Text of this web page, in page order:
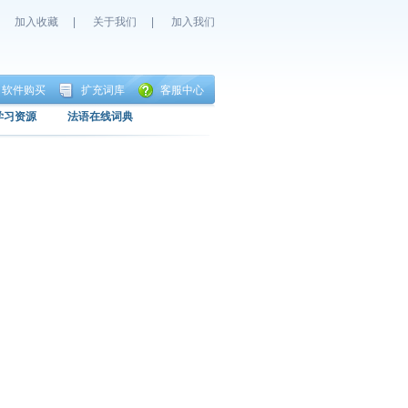
加入收藏 关于我们 加入我们
软件购买 扩充词库 客服中心
习资源 法语在线词典